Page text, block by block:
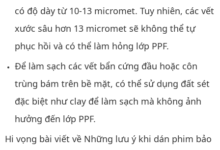
có độ dày từ 10-13 micromet. Tuy nhiên, các vết
xước sâu hơn 13 micromet sẽ không thể tự
phục hồi và có thể làm hỏng lớp PPF.
Để làm sạch các vết bẩn cứng đầu hoặc côn
trùng bám trên bề mặt, có thể sử dụng đất sét
đặc biệt như clay để làm sạch mà không ảnh
hưởng đến lớp PPF.
Hi vọng bài viết về Những lưu ý khi dán phim bảo